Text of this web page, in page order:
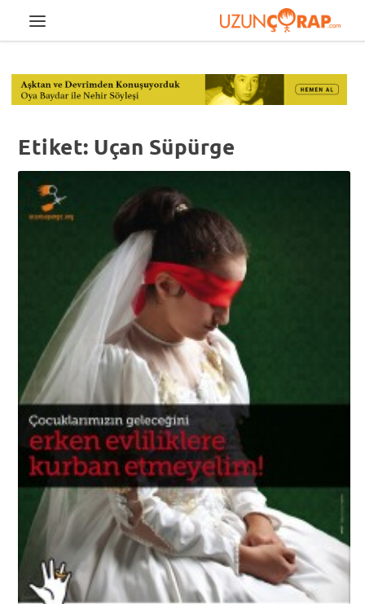
Etiket: Uçan Süpürge